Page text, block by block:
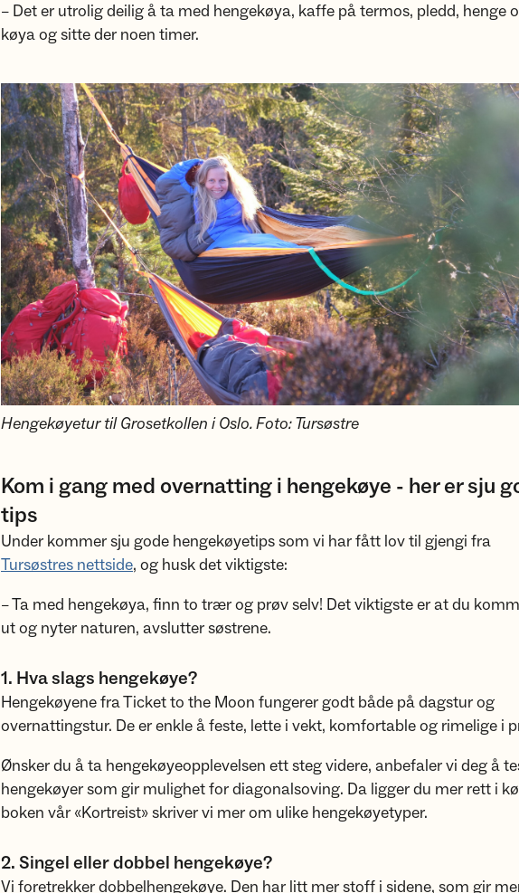
– Det er utrolig deilig å ta med hengekøya, kaffe på termos, pledd, henge
køya og sitte der noen timer.
Hengekøyetur til Grosetkollen i Oslo. Foto: Tursøstre
Kom i gang med overnatting i hengekøye - her er sju
tips
Under kommer sju gode hengekøyetips som vi har fått lov til gjengi fra
Tursøstres nettside, og husk det viktigste:
– Ta med hengekøya, finn to trær og prøv selv! Det viktigste er at du
ut og nyter naturen, avslutter søstrene.
1. Hva slags hengekøye?
Hengekøyene fra Ticket to the Moon fungerer godt både på dagstur og
overnattingstur. De er enkle å feste, lette i vekt, komfortable og rimelige i
Ønsker du å ta hengekøyeopplevelsen ett steg videre, anbefaler vi deg å
hengekøyer som gir mulighet for diagonalsoving. Da ligger du mer rett i
boken vår «Kortreist» skriver vi mer om ulike hengekøyetyper.
2. Singel eller dobbel hengekøye?
Vi foretrekker dobbelhengekøye. Den har litt mer stoff i sidene, som gir